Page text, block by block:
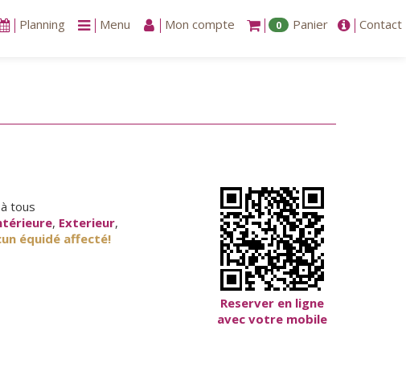
Planning Menu Mon compte 0 Panier Contact
Reserver en ligne
avec votre mobile
tous
, Exterieur,
équidé affecté!